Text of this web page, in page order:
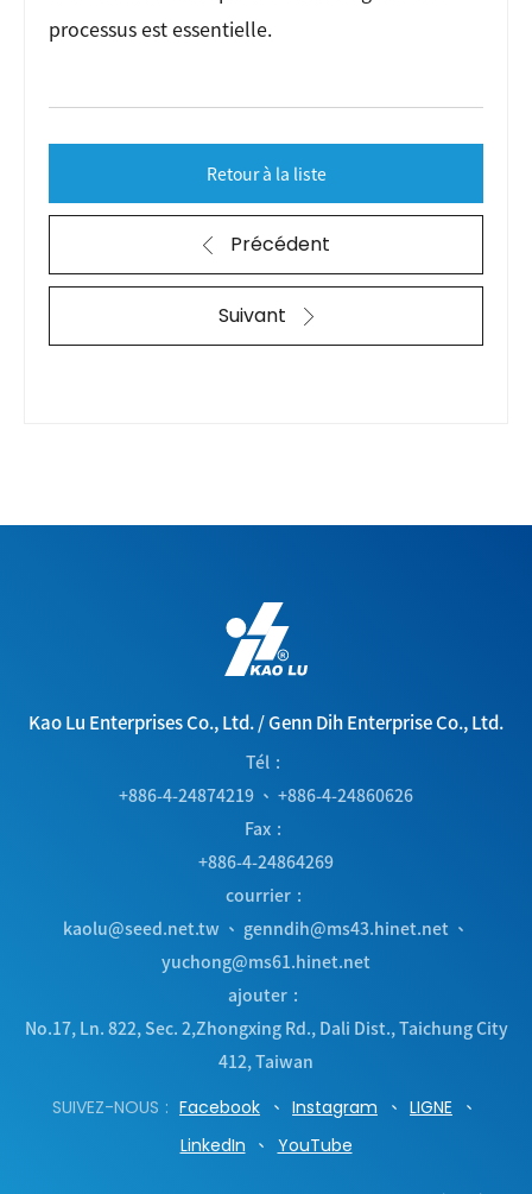
processus est essentielle.
Précédent
Retour à la liste
Suivant
Kao Lu Enterprises Co., Ltd./Genn Dih Enterprise Co., Ltd.
Tél
+886-4-24874219 、 +886-4-24860626
Fax
+886-4-24864269
courrier
kaolu@seed.net.tw 、 genndih@ms43.hinet.net 、
yuchong@ms61.hinet.net
ajouter
No.17, Ln. 822, Sec. 2,Zhongxing Rd., Dali Dist., Taichung City
412, Taiwan
SUIVEZ-NOUS
Facebook Instagram
LIGNE
LinkedIn
YouTube